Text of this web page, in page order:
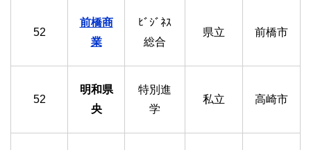
52
前橋商
業
ﾋﾞｼﾞﾈｽ
総合
県立 前橋市
52
明和県
央
特別進
学
私立 高崎市